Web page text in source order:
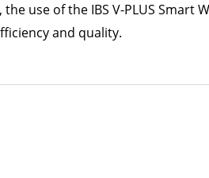
use of the IBS V-PLUS Smart
and quality.